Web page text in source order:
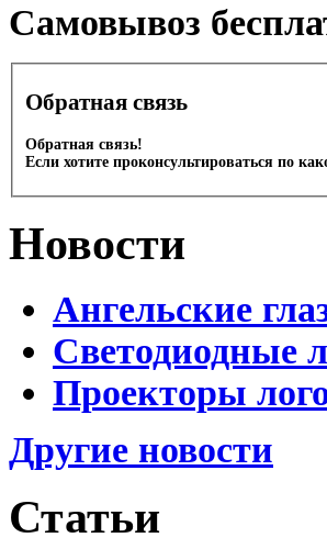
Cамовывоз
Обратная связь
Обратная связь!
Если хотите проконсультироваться по
Новости
Ангельские
Светодиодные
Проекторы
Другие новости
Статьи